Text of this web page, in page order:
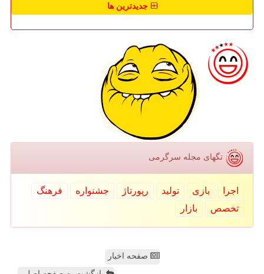
جدیدترین ها
تگهای مجله سرگرمی
اجرا بازی تولید رپورتاژ جشنواره
فرهنگ
تخصص
بازار
صفحه اخبار